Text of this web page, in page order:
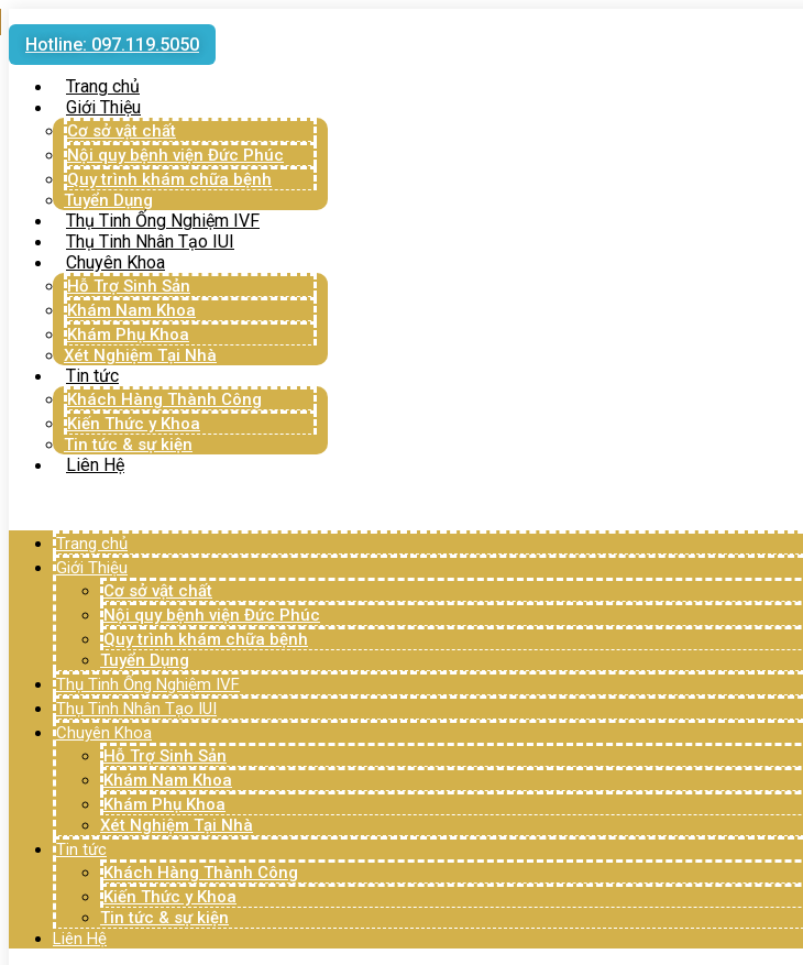
Hotline: 097.119.5050
Trang chủ
Giới Thiệu
Cơ sở vật chất
Nội quy bệnh viện Đức Phúc
Quy trình khám chữa bệnh
Tuyển Dụng
Thụ Tinh Ống Nghiệm IVF
Thụ Tinh Nhân Tạo IUI
Chuyên Khoa
Hỗ Trợ Sinh Sản
Khám Nam Khoa
Khám Phụ Khoa
Xét Nghiệm Tại Nhà
Tin tức
Khách Hàng Thành Công
Kiến Thức y Khoa
Tin tức & sự kiện
Liên Hệ
Trang chủ
Giới Thiệu
Cơ sở vật chất
Nội quy bệnh viện Đức Phúc
Quy trình khám chữa bệnh
Tuyển Dụng
Thụ Tinh Ống Nghiệm IVF
Thụ Tinh Nhân Tạo IUI
Chuyên Khoa
Hỗ Trợ Sinh Sản
Khám Nam Khoa
Khám Phụ Khoa
Xét Nghiệm Tại Nhà
Tin tức
Khách Hàng Thành Công
Kiến Thức y Khoa
Tin tức & sự kiện
Liên Hệ